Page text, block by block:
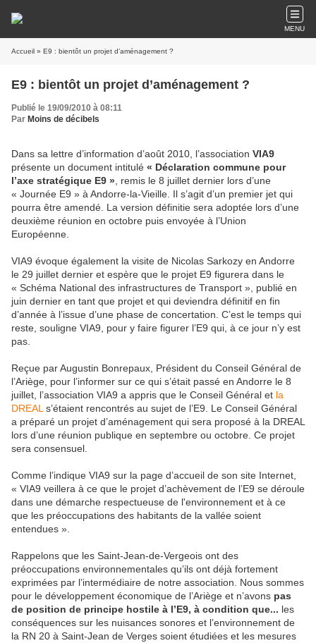
MENU
Accueil » E9 : bientôt un projet d’aménagement ?
E9 : bientôt un projet d’aménagement ?
Publié le 19/09/2010 à 08:11
Par Moins de décibels
Dans sa lettre d’information d’août 2010, l’association VIA9
présente un document intitulé « Déclaration commune pour
l’axe stratégique E9 » , remis le 8 juillet dernier lors d’une
« Journée E9 » à Andorre-la-Vieille. Il s’agit d’un premier jet qui
pourra être amendé. La version définitie sera adoptée lors d’une
deuxième réunion en octobre puis envoyée à l’Union
Européenne.
VIA9 évoque également la visite de Nicolas Sarkozy en Andorre
le 29 juillet dernier et espère que le projet E9 figurera dans le
« Schéma National des infrastructures de Transport », publié en
juin dernier en tant que projet et qui deviendra définitif en fin
d’année à l’issue d’une phase de concertation. C’est le temps qui
reste, souligne VIA9, pour y faire figurer l’E9 qui, à ce jour n’y est
pas.
Reçue par Augustin Bonrepaux, Président du Conseil Général de
l’Ariège, pour l’informer sur ce qui s’était passé en Andorre le 8
juillet, l’association VIA9 a appris que le Conseil Général et la
DREAL s’étaient rencontrés au sujet de l’E9. Le Conseil Général
a préparé un projet d’aménagement qui sera proposé à la DREAL
lors d’une réunion publique en septembre ou octobre. Ce projet
sera consensuel.
Comme l’indique VIA9 sur la page d’accueil de son site Internet,
« VIA9 veillera à ce que le projet d’achèvement de l’E9 se déroule
dans une démarche respectueuse de l'environnement et à ce
que les préoccupations des habitants de la vallée soient
entendues ».
Rappelons que les Saint-Jean-de-Vergeois ont des
préoccupations environnementales qu’ils ont déjà fortement
exprimées par l’intermédiaire de notre association. Nous sommes
pour le développement économique de l’Ariège et n’avons pas
de position de principe hostile à l’E9, à condition que... les
conséquences sur les nuisances sonores et l’environnement de
la RN 20 à Saint-Jean de Verges soient étudiées et les mesures